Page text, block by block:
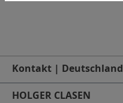
Kontakt | Deutschland
HOLGER CLASEN